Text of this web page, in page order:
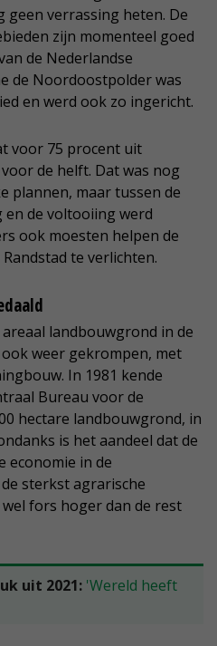
geen verrassing heten. De
zijn momenteel goed
de Nederlandse
de Noordoostpolder was
en werd ook zo ingericht.
voor 75 procent uit
de helft. Dat was nog
plannen, maar tussen de
de voltooiing werd
ook moesten helpen de
te verlichten.
landbouwgrond in de
weer gekrompen, met
In 1981 kende
Bureau voor de
hectare landbouwgrond, in
is het aandeel dat de
economie in de
sterkst agrarische
fors hoger dan de rest
uit 2021: 'Wereld heeft